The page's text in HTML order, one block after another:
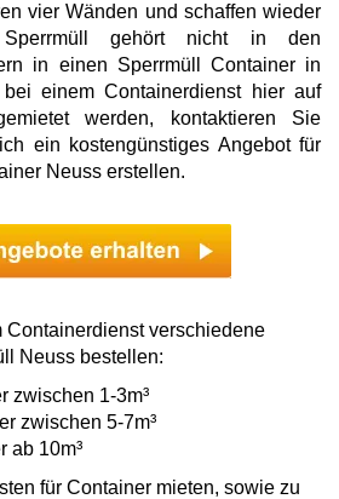
vier Wänden und schaffen wieder
gehört nicht in den
in einen Sperrmüll Container in
einem Containerdienst hier auf
werden, kontaktieren Sie
ein kostengünstiges Angebot für
Neuss erstellen.
Containerdienst verschiedene
Neuss bestellen:
zwischen 1-3m³
zwischen 5-7m³
ab 10m³
für Container mieten, sowie zu